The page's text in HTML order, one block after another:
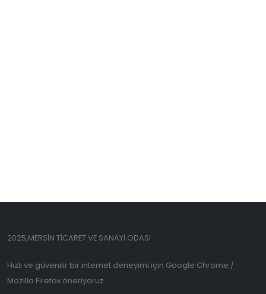
2025,MERSİN TİCARET VE SANAYİ ODASI
Hızlı ve güvenilir bir internet deneyimi için Google Chrome /
Mozilla Firefox öneriyoruz